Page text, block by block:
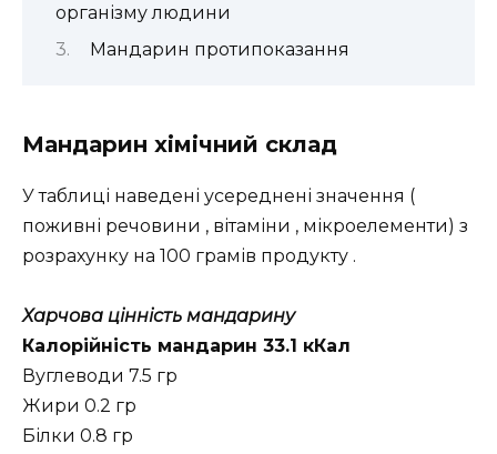
організму людини
Мандарин протипоказання
Мандарин хімічний склад
У таблиці наведені усереднені значення (
поживні речовини , вітаміни , мікроелементи) з
розрахунку на 100 грамів продукту .
Харчова цінність мандарину
Калорійність мандарин 33.1 кКал
Вуглеводи 7.5 гр
Жири 0.2 гр
Білки 0.8 гр